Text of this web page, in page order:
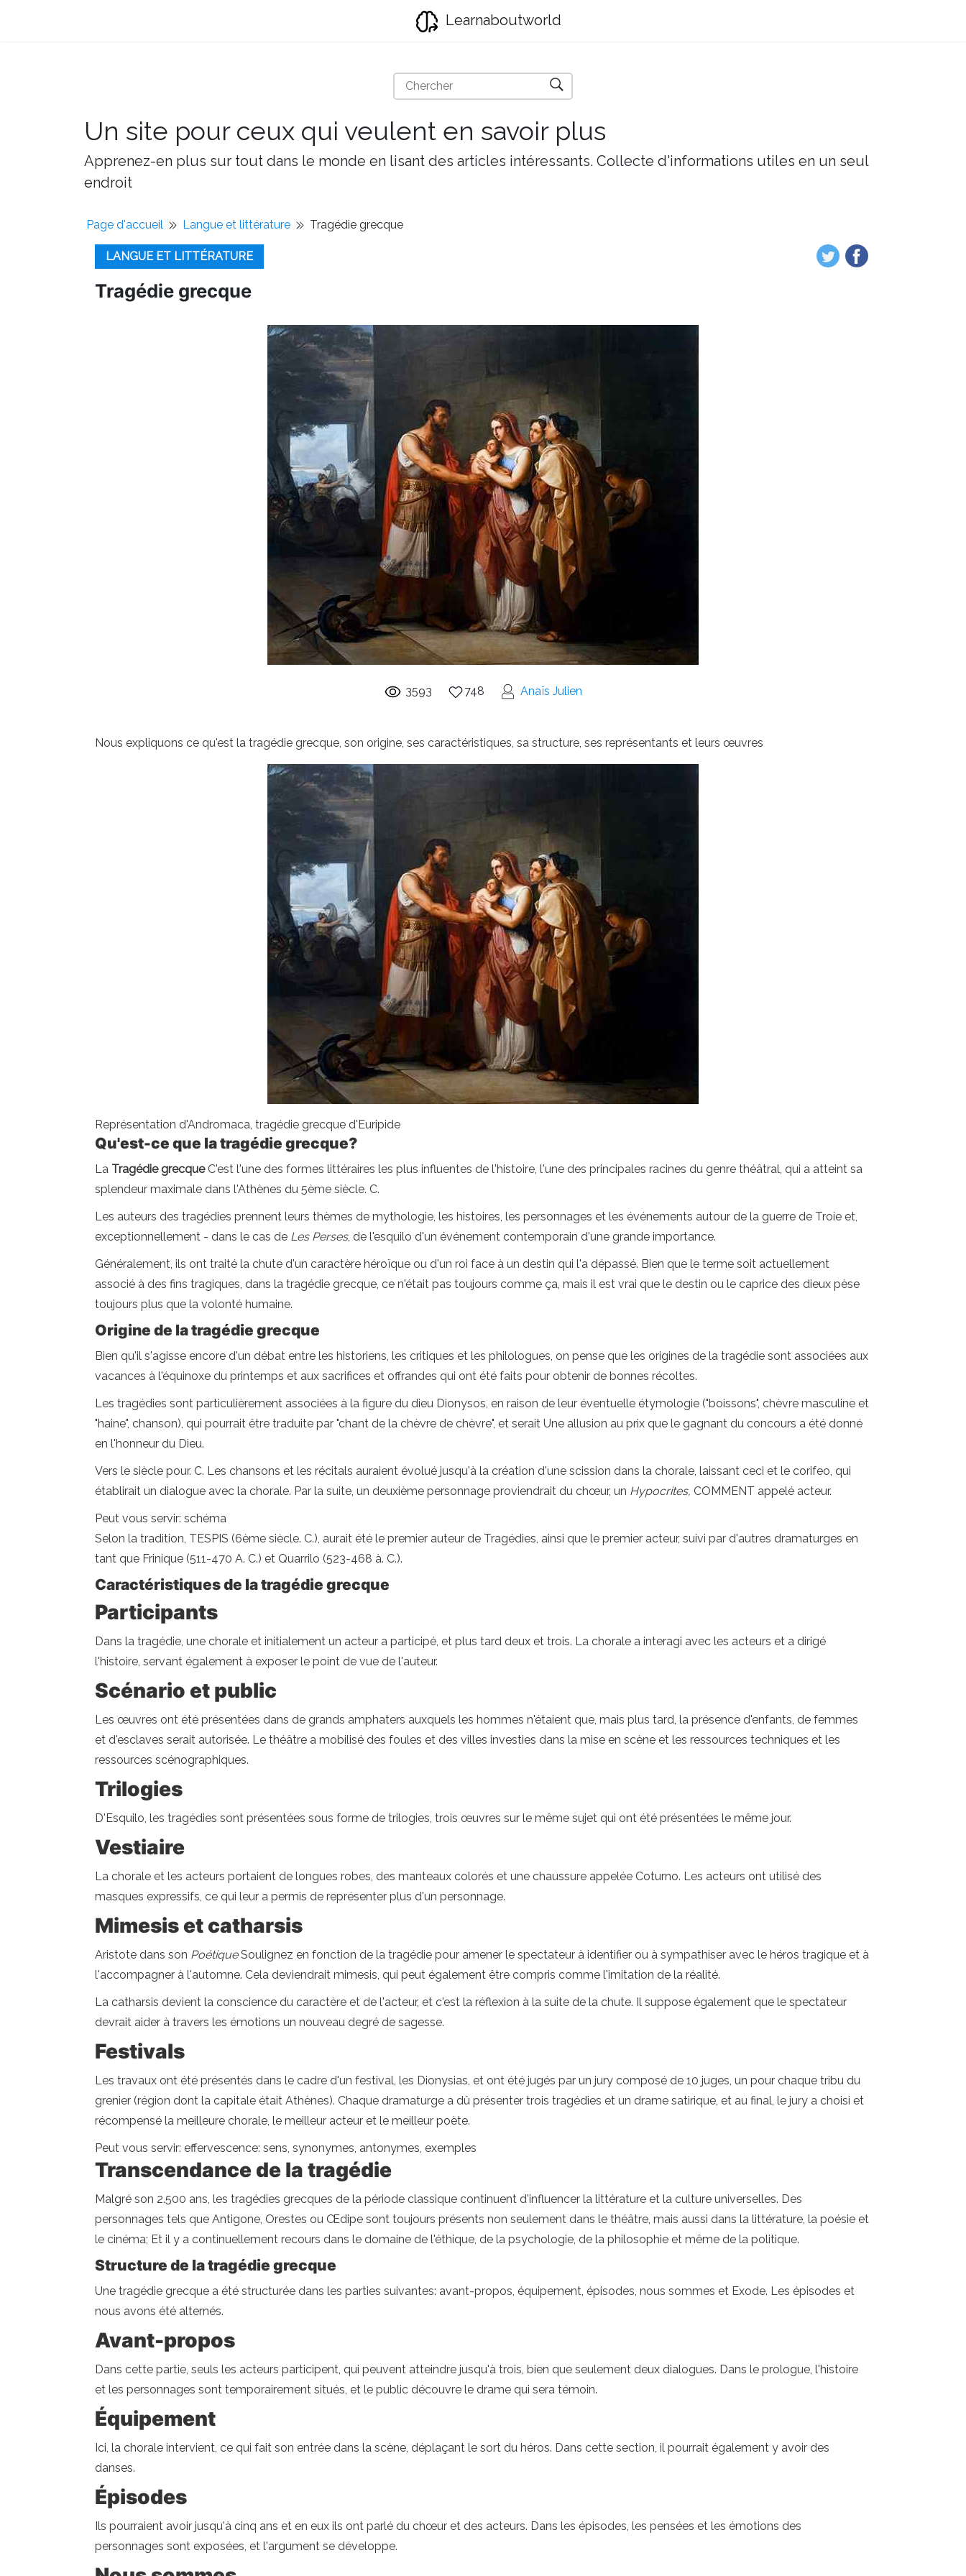
Learnaboutworld
Un site pour ceux qui veulent en savoir plus
Apprenez-en plus sur tout dans le monde en lisant des articles intéressants. Collecte d'informations utiles en un seul
endroit
Page d'accueil Langue et littérature Tragédie grecque
LANGUE ET LITTÉRATURE
Tragédie grecque
3593 748 Anaïs Julien
Nous expliquons ce qu'est la tragédie grecque, son origine, ses caractéristiques, sa structure, ses représentants et leurs œuvres
Représentation d'Andromaca, tragédie grecque d'Euripide
Qu'est-ce que la tragédie grecque?
La Tragédie grecqueC'est l'une des formes littéraires les plus influentes de l'histoire, l'une des principales racines du genre théâtral, qui a atteint sa
splendeur maximale dans l'Athènes du 5ème siècle. C.
Les auteurs des tragédies prennent leurs thèmes de mythologie, les histoires, les personnages et les événements autour de la guerre de Troie et,
exceptionnellement - dans le cas de Les Perses, de l'esquilo d'un événement contemporain d'une grande importance.
Généralement, ils ont traité la chute d'un caractère héroïque ou d'un roi face à un destin qui l'a dépassé. Bien que le terme soit actuellement
associé à des fins tragiques, dans la tragédie grecque, ce n'était pas toujours comme ça, mais il est vrai que le destin ou le caprice des dieux pèse
toujours plus que la volonté humaine.
Origine de la tragédie grecque
Bien qu'il s'agisse encore d'un débat entre les historiens, les critiques et les philologues, on pense que les origines de la tragédie sont associées aux
vacances à l'équinoxe du printemps et aux sacrifices et offrandes qui ont été faits pour obtenir de bonnes récoltes.
Les tragédies sont particulièrement associées à la figure du dieu Dionysos, en raison de leur éventuelle étymologie ("boissons", chèvre masculine et
"haine", chanson), qui pourrait être traduite par "chant de la chèvre de chèvre", et serait Une allusion au prix que le gagnant du concours a été donné
en l'honneur du Dieu.
Vers le siècle pour. C. Les chansons et les récitals auraient évolué jusqu'à la création d'une scission dans la chorale, laissant ceci et le corifeo, qui
établirait un dialogue avec la chorale. Par la suite, un deuxième personnage proviendrait du chœur, un Hypocrites, COMMENT appelé acteur.
Peut vous servir: schéma
Selon la tradition, TESPIS (6ème siècle. C.), aurait été le premier auteur de Tragédies, ainsi que le premier acteur, suivi par d'autres dramaturges en
tant que Frinique (511-470 A. C.) et Quarrilo (523-468 à. C.).
Caractéristiques de la tragédie grecque
Participants
Dans la tragédie, une chorale et initialement un acteur a participé, et plus tard deux et trois. La chorale a interagi avec les acteurs et a dirigé
l'histoire, servant également à exposer le point de vue de l'auteur.
Scénario et public
Les œuvres ont été présentées dans de grands amphaters auxquels les hommes n'étaient que, mais plus tard, la présence d'enfants, de femmes
et d'esclaves serait autorisée. Le théâtre a mobilisé des foules et des villes investies dans la mise en scène et les ressources techniques et les
ressources scénographiques.
Trilogies
D'Esquilo, les tragédies sont présentées sous forme de trilogies, trois œuvres sur le même sujet qui ont été présentées le même jour.
Vestiaire
La chorale et les acteurs portaient de longues robes, des manteaux colorés et une chaussure appelée Coturno. Les acteurs ont utilisé des
masques expressifs, ce qui leur a permis de représenter plus d'un personnage.
Mimesis et catharsis
Aristote dans son PoétiqueSoulignez en fonction de la tragédie pour amener le spectateur à identifier ou à sympathiser avec le héros tragique et à
l'accompagner à l'automne. Cela deviendrait mimesis, qui peut également être compris comme l'imitation de la réalité.
La catharsis devient la conscience du caractère et de l'acteur, et c'est la réflexion à la suite de la chute. Il suppose également que le spectateur
devrait aider à travers les émotions un nouveau degré de sagesse.
Festivals
Les travaux ont été présentés dans le cadre d'un festival, les Dionysias, et ont été jugés par un jury composé de 10 juges, un pour chaque tribu du
grenier (région dont la capitale était Athènes). Chaque dramaturge a dû présenter trois tragédies et un drame satirique, et au final, le jury a choisi et
récompensé la meilleure chorale, le meilleur acteur et le meilleur poète.
Peut vous servir: effervescence: sens, synonymes, antonymes, exemples
Transcendance de la tragédie
Malgré son 2.500 ans, les tragédies grecques de la période classique continuent d'influencer la littérature et la culture universelles. Des
personnages tels que Antigone, Orestes ou Œdipe sont toujours présents non seulement dans le théâtre, mais aussi dans la littérature, la poésie et
le cinéma; Et il y a continuellement recours dans le domaine de l'éthique, de la psychologie, de la philosophie et même de la politique.
Structure de la tragédie grecque
Une tragédie grecque a été structurée dans les parties suivantes: avant-propos, équipement, épisodes, nous sommes et Exode. Les épisodes et
nous avons été alternés.
Avant-propos
Dans cette partie, seuls les acteurs participent, qui peuvent atteindre jusqu'à trois, bien que seulement deux dialogues. Dans le prologue, l'histoire
et les personnages sont temporairement situés, et le public découvre le drame qui sera témoin.
Équipement
Ici, la chorale intervient, ce qui fait son entrée dans la scène, déplaçant le sort du héros. Dans cette section, il pourrait également y avoir des
danses.
Épisodes
Ils pourraient avoir jusqu'à cinq ans et en eux ils ont parlé du chœur et des acteurs. Dans les épisodes, les pensées et les émotions des
personnages sont exposées, et l'argument se développe.